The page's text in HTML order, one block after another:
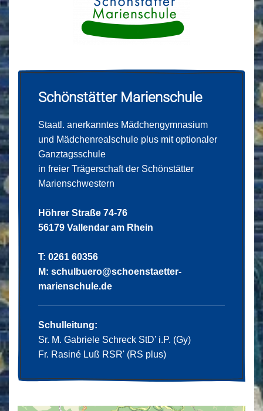
Schönstätter Marienschule
Staatl. anerkanntes Mädchengymnasium
und Mädchenrealschule plus mit optionaler
Ganztagsschule
in freier Trägerschaft der Schönstätter
Marienschwestern
Höhrer Straße 74-76
56179 Vallendar am Rhein
T: 0261 60356
M: schulbuero@schoenstaetter-
marienschule.de
Schulleitung:
Sr. M. Gabriele Schreck StD’ i.P. (Gy)
Fr. Rasiné Luß RSR' (RS plus)